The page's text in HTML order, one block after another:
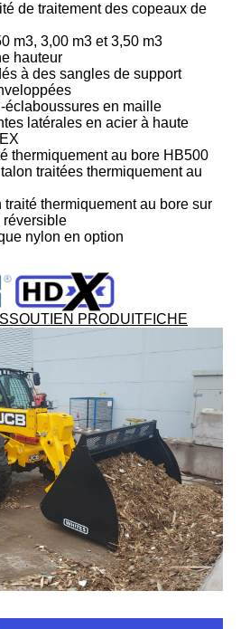
de traitement des copeaux de
m3, 3,00 m3 et 3,50 m3
hauteur
à des sangles de support
éclaboussures en maille
latérales en acier à haute
thermiquement au bore HB500
traitées thermiquement au
traité thermiquement au bore sur
réversible
nylon en option
SOUTIEN PRODUITFICHE